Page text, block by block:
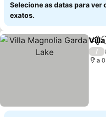
Selecione as datas para ver
exatos.
/
a